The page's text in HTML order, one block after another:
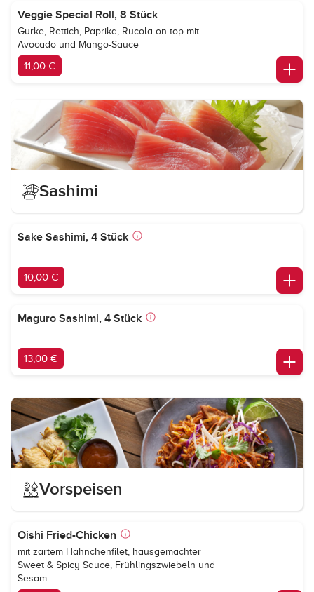
Veggie Special Roll, 8 Stück
Gurke, Rettich, Paprika, Rucola on top mit
Avocado und Mango-Sauce
11,00 €
Sashimi
Sake Sashimi, 4 Stück
10,00 €
Maguro Sashimi, 4 Stück
13,00 €
Vorspeisen
Oishi Fried-Chicken
mit zartem Hähnchenfilet, hausgemachter
Sweet & Spicy Sauce, Frühlingszwiebeln und
Sesam